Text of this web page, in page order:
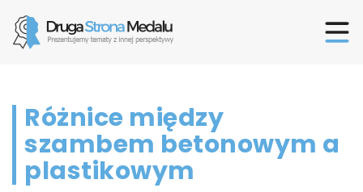
Różnice między
szambem betonowym a
plastikowym